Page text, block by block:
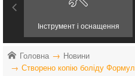
Інструмент і оснащення
Головна
Новини
Створено копію боліду